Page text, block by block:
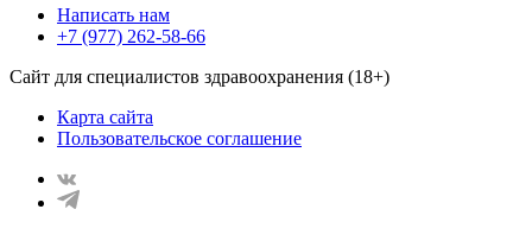
Написать нам
+7 (977) 262-58-66
Сайт для специалистов здравоохранения (18+)
Карта сайта
Пользовательское соглашение